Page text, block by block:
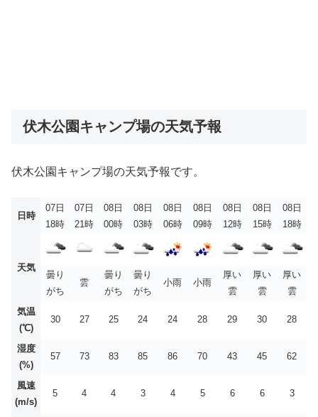
伏木公園キャンプ場の天気予報
伏木公園キャンプ場の天気予報です。
日時
07日
18時
07日
21時
08日
00時
08日
03時
08日
06時
08日
09時
08日
12時
08日
15時
08日
18時
天気
曇り
がち
雲
曇り
がち
曇り
がち
小雨 小雨
厚い
雲
厚い
雲
厚い
雲
気温
(℃)
30 27 25 24 24 28 29 30 28
湿度
(%)
57 73 83 85 86 70 43 45 62
風速
(m/s)
5 4 4 3 4 5 6 6 3